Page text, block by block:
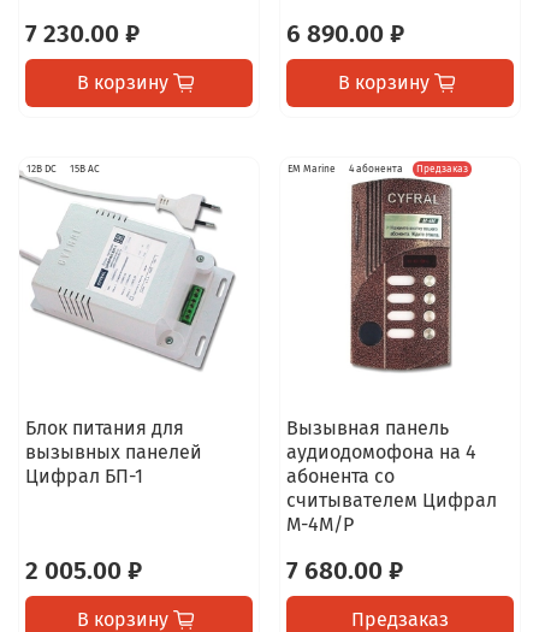
7 230.00 ₽
В корзину
6 890.00 ₽
В корзину
12В DC 15В AC
Блок питания для
вызывных панелей
Цифрал БП-1
2 005.00 ₽
В корзину
EM Marine 4 абонента Предзаказ
Вызывная панель
аудиодомофона на 4
абонента со
считывателем Цифрал
М-4М/Р
7 680.00 ₽
Предзаказ